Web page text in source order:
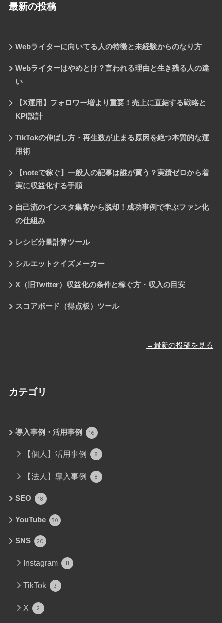
最新の投稿
Webライターに向いてる人の特徴と未経験からのなり方
Webライターはやめとけ？言われる理由と生き残る人の違
い
【X運用】フォロワー増より重要！売上に直結する戦略と
KPI設計
TikTokの伸ばし方・再生数が止まる原因を絶つ本質的な運
用術
【noteで稼ぐ】一般人の記事は誰が買う？実績ゼロから着
実に収益化する手順
自己流のインスタ集客から脱却！成功事例で学ぶファン化
の仕組み
レシピ分量計算ツール
シルエットクイズメーカー
X（旧Twitter）収益化の条件と稼ぐ方・収入の目安
スコアボード（得点板）ツール
→最新の投稿を見る
カテゴリ
導入事例・活用事例 16
【個人】活用事例 8
【法人】導入事例 8
SEO 18
YouTube 30
SNS 20
Instagram 11
TikTok 3
X 2